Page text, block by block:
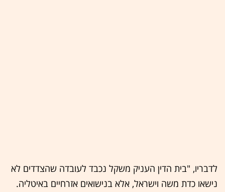
לדבריו, "בית הדין העניק משקל נכבד לעובדה שהצדדים לא
נישאו כדת משה וישראל, אלא בנישואים אזרחיים באיטליה.